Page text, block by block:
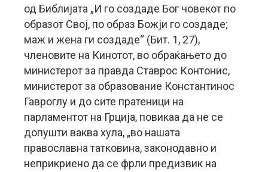
од Библијата „И го создаде Бог човекот по
образот Свој, по образ Божји го создаде;
маж и жена ги создаде“ (Бит. 1, 27),
членовите на Кинотот, во обраќањето до
министерот за правда Ставрос Контонис,
министерот за образование Константинос
Гавроглу и до сите пратеници на
парламентот на Грција, повикаа да не се
допушти ваква хула, „во нашата
православна татковина, законодавно и
неприкриено да се фрли предизвик на